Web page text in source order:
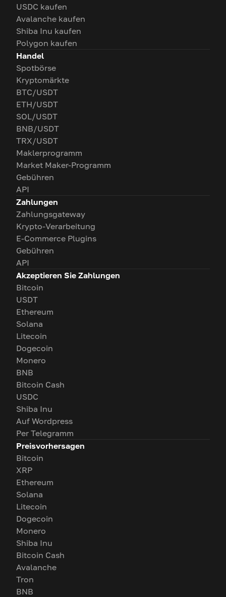
USDC kaufen
Avalanche kaufen
Shiba Inu kaufen
Polygon kaufen
Handel
Spotbörse
Kryptomärkte
BTC/USDT
ETH/USDT
SOL/USDT
BNB/USDT
TRX/USDT
Maklerprogramm
Market Maker-Programm
Gebühren
API
Zahlungen
Zahlungsgateway
Krypto-Verarbeitung
E-Commerce Plugins
Gebühren
API
Akzeptieren Sie Zahlungen
Bitcoin
USDT
Ethereum
Solana
Litecoin
Dogecoin
Monero
BNB
Bitcoin Cash
USDC
Shiba Inu
Auf Wordpress
Per Telegramm
Preisvorhersagen
Bitcoin
XRP
Ethereum
Solana
Litecoin
Dogecoin
Monero
Shiba Inu
Bitcoin Cash
Avalanche
Tron
BNB